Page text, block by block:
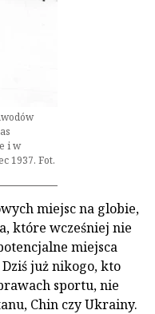
i w
1937. Fot.
miejsc na globie,
które wcześniej nie
miejsca
już nikogo, kto
sportu, nie
Chin czy Ukrainy.